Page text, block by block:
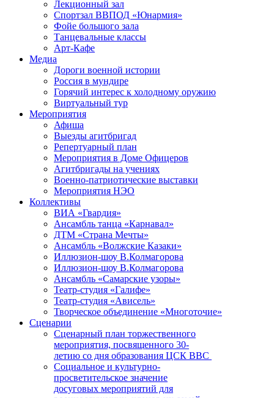
Лекционный зал
Cпортзал ВВПОД «Юнармия»
Фойе большого зала
Танцевальные классы
Арт-Кафе
Медиа
Дороги военной истории
Россия в мундире
Горячий интерес к холодному оружию
Виртуальный тур
Мероприятия
Афиша
Выезды агитбригад
Репертуарный план
Мероприятия в Доме Офицеров
Агитбригады на учениях
Военно-патриотические выставки
Мероприятия НЭО
Коллективы
ВИА «Гвардия»
Ансамбль танца «Карнавал»
ДТМ «Страна Мечты»
Ансамбль «Волжские Казаки»
Иллюзион-шоу В.Колмагорова
Иллюзион-шоу В.Колмагорова
Ансамбль «Самарские узоры»
Театр-студия «Галифе»
Театр-студия «Ависель»
Творческое объединение «Многоточие»
Сценарии
Сценарный план торжественного
мероприятия, посвященного 30-
летию со дня образования ЦСК ВВС
Социальное и культурно-
просветительское значение
досуговых мероприятий для